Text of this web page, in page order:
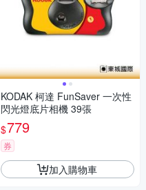
KODAK 柯達 FunSaver 一次性
閃光燈底片相機 39張
$779
券
加入購物車